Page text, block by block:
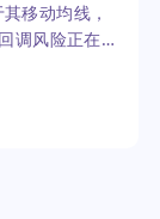
移动均线，
调风险正在升